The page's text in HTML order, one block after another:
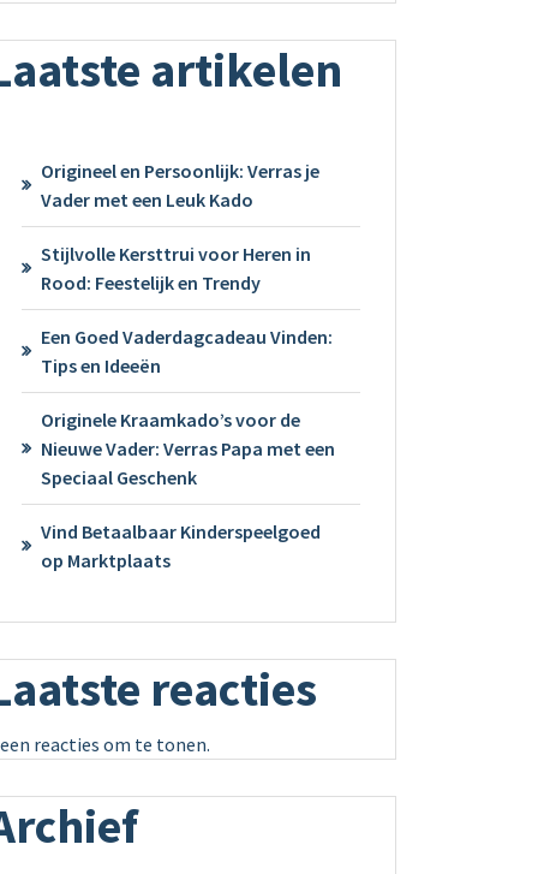
artikelen
Origineel en Persoonlijk: Verras je
Vader met een Leuk Kado
Stijlvolle Kersttrui voor Heren in
Rood: Feestelijk en Trendy
Een Goed Vaderdagcadeau Vinden:
Tips en Ideeën
Originele Kraamkado’s voor de
Nieuwe Vader: Verras Papa met een
Speciaal Geschenk
Vind Betaalbaar Kinderspeelgoed
op Marktplaats
reacties
reacties om te tonen.